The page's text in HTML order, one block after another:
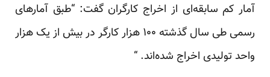
آمار کم سابقه‌ای از اخراج کارگران گفت: “طبق آمارهای
رسمی طی سال گذشته ۱۰۰ هزار کارگر در بیش از یک هزار
واحد تولیدی اخراج شده‌اند. “